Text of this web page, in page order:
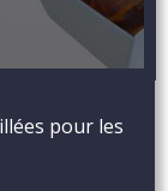
pour les